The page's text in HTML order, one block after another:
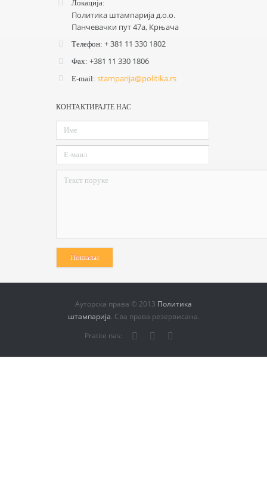
Локација:
Политика штампарија д.o.o.
Панчевачки пут 47а, Крњача
Tелефон: + 381 11 330 1802
Фах: +381 11 330 1806
E-mail: stamparija@politika.rs
КОНТАКТИРАЈТЕ НАС
Ауторска права © 2013 Политика
штампарија. Сва права резервисана.
Pratite nas: